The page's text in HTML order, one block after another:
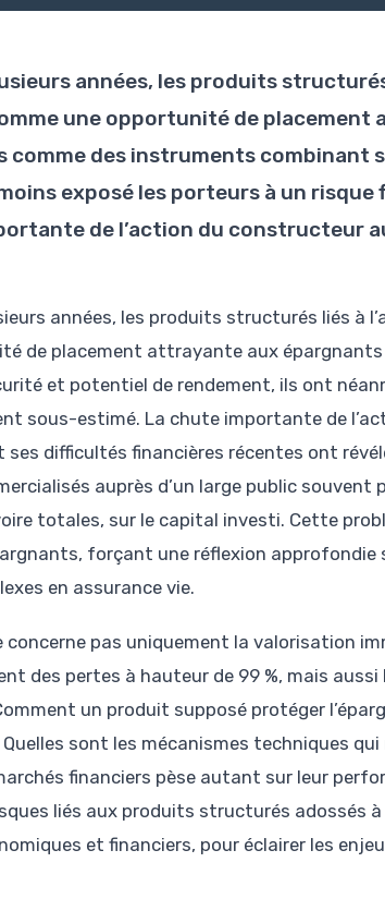
années, les produits
une opportunité de
comme des instruments
exposé les porteurs à un
de l’action du constructeur
années, les produits structurés liés à
de placement attrayante aux
et potentiel de rendement, ils ont
sous-estimé. La chute importante de
difficultés financières récentes ont
auprès d’un large public
totales, sur le capital investi. Cette
forçant une réflexion
en assurance vie.
concerne pas uniquement la valorisation
des pertes à hauteur de 99 %, mais aussi
un produit supposé protéger
sont les mécanismes techniques
financiers pèse autant sur leur
liés aux produits structurés adossés
et financiers, pour éclairer les